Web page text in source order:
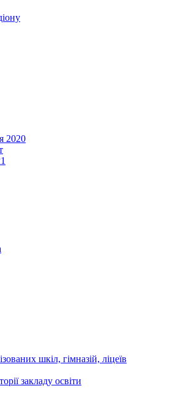
2020
шкіл, гімназій, ліцеїв
закладу освіти